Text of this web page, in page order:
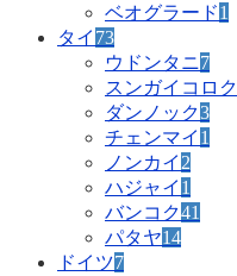
ベオグラード1
タイ 73
ウドンタニ7
スンガイコロク
ダンノック3
チェンマイ 1
ノンカイ 2
ハジャイ 1
バンコク41
パタヤ14
ドイツ7